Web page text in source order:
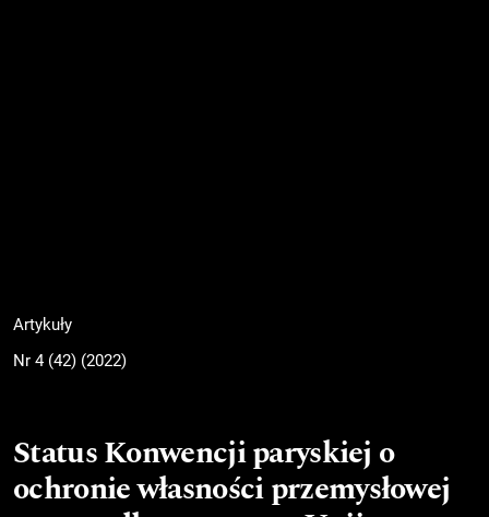
Artykuły
Nr 4 (42) (2022)
Status Konwencji paryskiej o
ochronie własności przemysłowej